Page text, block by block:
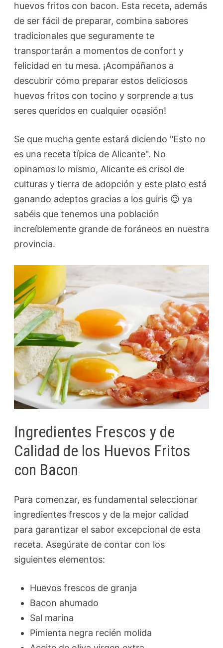
huevos fritos con bacon. Esta receta, además
de ser fácil de preparar, combina sabores
tradicionales que seguramente te
transportarán a momentos de confort y
felicidad en tu mesa. ¡Acompáñanos a
descubrir cómo preparar estos deliciosos
huevos fritos con tocino y sorprende a tus
seres queridos en cualquier ocasión!
Se que mucha gente estará diciendo "Esto no
es una receta típica de Alicante". No
opinamos lo mismo, Alicante es crisol de
culturas y tierra de adopción y este plato está
ganando adeptos gracias a los guiris 😉 ya
sabéis que tenemos una población
increíblemente grande de foráneos en nuestra
provincia.
Ingredientes Frescos y de
Calidad de los Huevos Fritos
con Bacon
Para comenzar, es fundamental seleccionar
ingredientes frescos y de la mejor calidad
para garantizar el sabor excepcional de esta
receta. Asegúrate de contar con los
siguientes elementos:
Huevos frescos de granja
Bacon ahumado
Sal marina
Pimienta negra recién molida